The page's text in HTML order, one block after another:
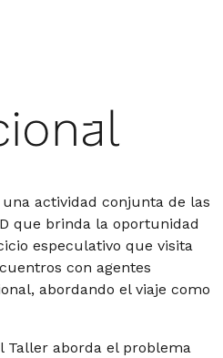
actividad conjunta de las
que brinda la oportunidad
especulativo que visita
con agentes
abordando el viaje como
Taller aborda el problema